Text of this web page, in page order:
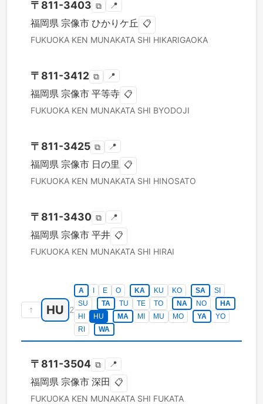
〒 811-3403 ⧉ 📍
福岡県 宗像市 ひかりケ丘 📋
FUKUOKA KEN MUNAKATA SHI HIKARIGAOKA
〒 811-3412 ⧉ 📍
福岡県 宗像市 平等寺 📋
FUKUOKA KEN MUNAKATA SHI BYODOJI
〒 811-3425 ⧉ 📍
福岡県 宗像市 日の里 📋
FUKUOKA KEN MUNAKATA SHI HINOSATO
〒 811-3430 ⧉ 📍
福岡県 宗像市 平井 📋
FUKUOKA KEN MUNAKATA SHI HIRAI
↑ HU 2
A E O KA KU KO SA
SI
SU
TA TU TE TO NA NO
HA
HI
HU MA MI MU MO YA
YO
RI
WA
〒 811-3504 ⧉ 📍
福岡県 宗像市 深田 📋
FUKUOKA KEN MUNAKATA SHI FUKATA